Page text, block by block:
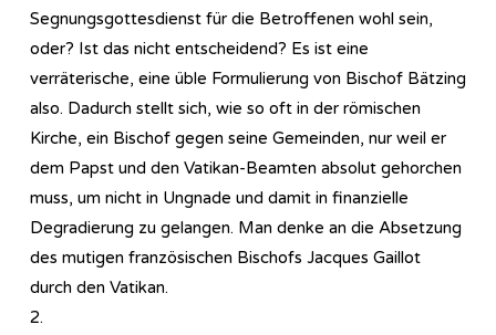
Segnungsgottesdienst für die Betroffenen wohl sein,
oder? Ist das nicht entscheidend? Es ist eine
verräterische, eine üble Formulierung von Bischof Bätzing
also. Dadurch stellt sich, wie so oft in der römischen
Kirche, ein Bischof gegen seine Gemeinden, nur weil er
dem Papst und den Vatikan-Beamten absolut gehorchen
muss, um nicht in Ungnade und damit in finanzielle
Degradierung zu gelangen. Man denke an die Absetzung
des mutigen französischen Bischofs Jacques Gaillot
durch den Vatikan.
2.